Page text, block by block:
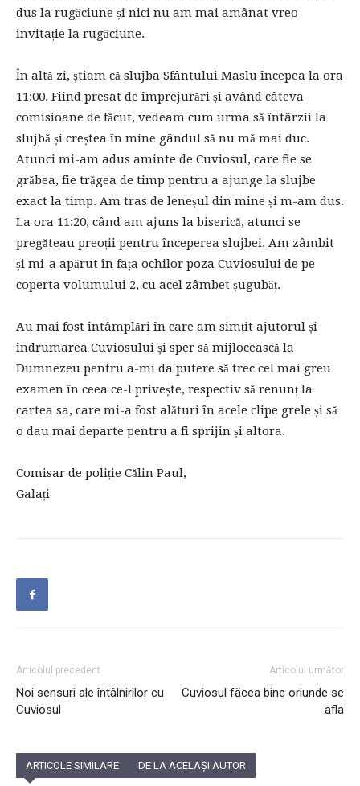
dus la rugăciune și nici nu am mai amânat vreo
invitație la rugăciune.
În altă zi, știam că slujba Sfântului Maslu începea la ora
11:00. Fiind presat de împrejurări și având câteva
comisioane de făcut, vedeam cum urma să întârzii la
slujbă și creștea în mine gândul să nu mă mai duc.
Atunci mi-am adus aminte de Cuviosul, care fie se
grăbea, fie trăgea de timp pentru a ajunge la slujbe
exact la timp. Am tras de leneșul din mine și m-am dus.
La ora 11:20, când am ajuns la biserică, atunci se
pregăteau preoții pentru începerea slujbei. Am zâmbit
și mi-a apărut în fața ochilor poza Cuviosului de pe
coperta volumului 2, cu acel zâmbet șugubăț.
Au mai fost întâmplări în care am simțit ajutorul și
îndrumarea Cuviosului și sper să mijlocească la
Dumnezeu pentru a-mi da putere să trec cel mai greu
examen în ceea ce-l privește, respectiv să renunț la
cartea sa, care mi-a fost alături în acele clipe grele și să
o dau mai departe pentru a fi sprijin și altora.
Comisar de poliție Călin Paul,
Galați
Articolul precedent
Noi sensuri ale întâlnirilor cu
Cuviosul
Articolul următor
Cuviosul făcea bine oriunde se
afla
ARTICOLE SIMILARE DE LA ACELAȘI AUTOR